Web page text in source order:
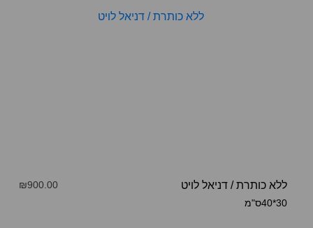
ללא כותרת/ דניאל לויט
30*40ס"מ
₪900.00